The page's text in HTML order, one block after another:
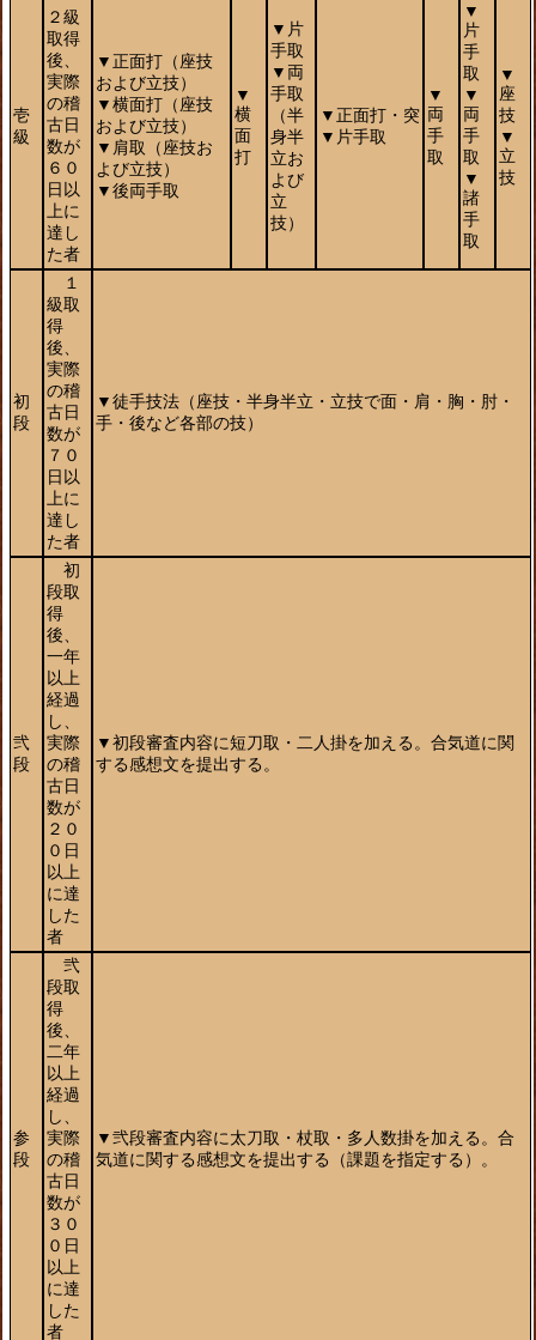
壱
級
２級
取得
後、
実際
の稽
古日
数が
６０
日以
上に
達し
た者
▼正面打（座技
および立技）
▼横面打（座技
および立技）
▼肩取（座技お
よび立技）
▼後両手取
▼
横
面
打
▼片
手取
▼両
手取
（半
身半
立お
よび
立
技）
▼正面打・突
▼片手取
▼
両
手
取
▼
片
手
取
▼
両
手
取
▼
諸
手
取
▼
座
技
▼
立
技
初
段
１
級取
得
後、
実際
の稽
古日
数が
７０
日以
上に
達し
た者
▼徒手技法（座技・半身半立・立技で面・肩・胸・肘・
手・後など各部の技）
弐
段
初
段取
得
後、
一年
以上
経過
し、
実際
の稽
古日
数が
２０
０日
以上
に達
した
者
▼初段審査内容に短刀取・二人掛を加える。合気道に関
する感想文を提出する。
参
段
弐
段取
得
後、
二年
以上
経過
し、
実際
の稽
古日
数が
３０
０日
以上
に達
した
者
▼弐段審査内容に太刀取・杖取・多人数掛を加える。合
気道に関する感想文を提出する（課題を指定する）。